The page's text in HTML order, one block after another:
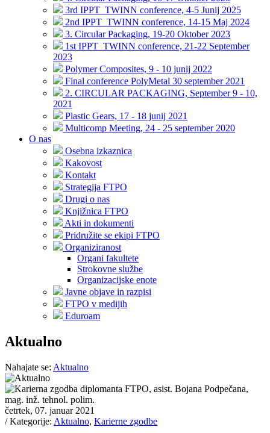
3rd IPPT_TWINN conference, 4-5 Junij 2025
2nd IPPT_TWINN conference, 14-15 Maj 2024
3. Circular Packaging, 19-20 Oktober 2023
1st IPPT_TWINN conference, 21-22 September
2023
Polymer Composites, 9 - 10 junij 2022
Final conference PolyMetal 30 september 2021
2. CIRCULAR PACKAGING, September 9 - 10,
2021
Plastic Gears, 17 - 18 junij 2021
Multicomp Meeting, 24 - 25 september 2020
O nas
Osebna izkaznica
Kakovost
Kontakt
Strategija FTPO
Drugi o nas
Knjižnica FTPO
Akti in dokumenti
Pridružite se ekipi FTPO
Organiziranost
Organi fakultete
Strokovne službe
Organizacijske enote
Javne objave in razpisi
FTPO v medijih
Eduroam
Aktualno
Nahajate se: Aktualno
četrtek, 07. januar 2021
/ Kategorije: Aktualno, Karierne zgodbe